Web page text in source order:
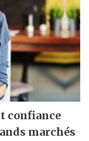
confiance
marchés